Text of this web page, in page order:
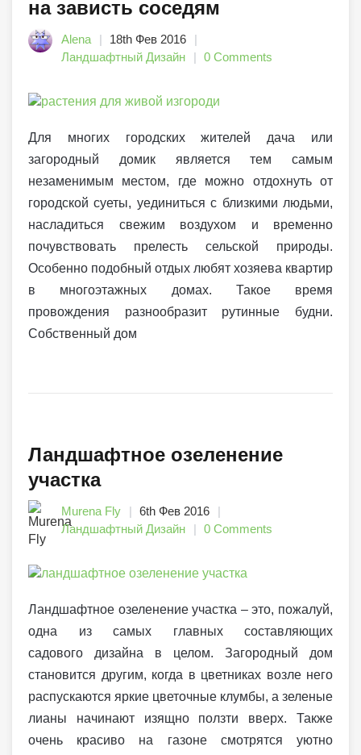
на зависть соседям
Alena
18th Фев 2016
Ландшафтный Дизайн
0 Comments
Для многих городских жителей дача или
загородный домик является тем самым
незаменимым местом, где можно отдохнуть от
городской суеты, уединиться с близкими людьми,
насладиться свежим воздухом и временно
почувствовать прелесть сельской природы.
Особенно подобный отдых любят хозяева квартир
в многоэтажных домах. Такое время
провождения разнообразит рутинные будни.
Собственный дом
Ландшафтное озеленение
участка
Murena Fly
6th Фев 2016
Ландшафтный Дизайн
0 Comments
Ландшафтное озеленение участка – это, пожалуй,
одна из самых главных составляющих
садового дизайна в целом. Загородный дом
становится другим, когда в цветниках возле него
распускаются яркие цветочные клумбы, а зеленые
лианы начинают изящно ползти вверх. Также
очень красиво на газоне смотрятся уютно